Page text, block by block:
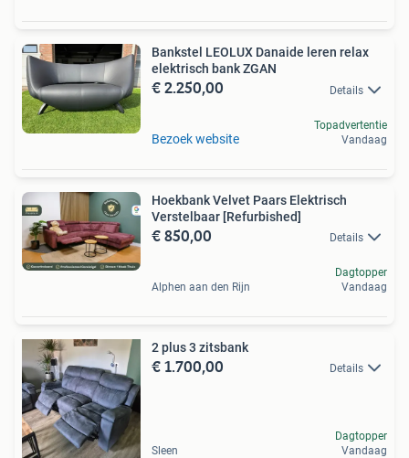
Bankstel LEOLUX Danaide leren relax
elektrisch bank ZGAN
€ 2.250,00 Details
Bezoek website
Topadvertentie
Vandaag
Hoekbank Velvet Paars Elektrisch
Verstelbaar [Refurbished]
€ 850,00 Details
Alphen aan den Rijn
Dagtopper
Vandaag
2 plus 3 zitsbank
€ 1.700,00 Details
Sleen
Dagtopper
Vandaag